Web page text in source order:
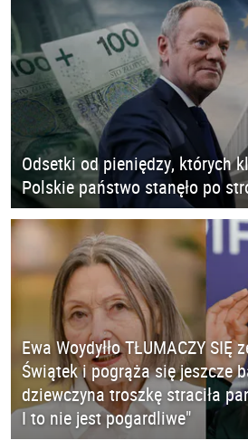
Odsetki od pieniędzy, których
Polskie państwo stanęło po
Ewa Woydyłło TŁUMACZY SIĘ
Świątek i pogrąża się jeszcze
dziewczyna troszkę straciła
I to nie jest pogardliwe"